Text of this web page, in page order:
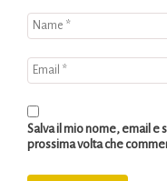
Salva il mio nome, email e
prossima volta che